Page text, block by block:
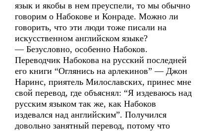
язык и якобы в нем преуспели, то мы обычно
говорим о Набокове и Конраде. Можно ли
говорить, что эти люди тоже писали на
искусственном английском языке?
— Безусловно, особенно Набоков.
Переводчик Набокова на русский последней
его книги “Оглянись на арлекинов” — Джон
Наринс, приятель Милославских, принес мне
свой перевод, где объяснял: “Я издеваюсь над
русским языком так же, как Набоков
издевался над английским”. Получился
довольно занятный перевод, потому что